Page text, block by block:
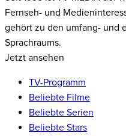
Fernseh- und
gehört zu den umfang- und
Sprachraums.
Jetzt ansehen
TV-Programm
Beliebte Filme
Beliebte Serien
Beliebte Stars